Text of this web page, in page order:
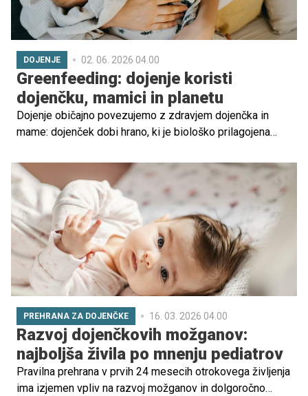
DOJENJE 02. 06. 2026 04.00
Greenfeeding: dojenje koristi
dojenčku, mamici in planetu
Dojenje običajno povezujemo z zdravjem dojenčka in
mame: dojenček dobi hrano, ki je biološko prilagojena
porodu. Greenfeeding pa pokaže širšo sliko – hranjenje
dojenčka ima lahko tudi okoljski vpliv. Kaj kažejo
raziskave o dojenju in mlečni formuli?
PREHRANA ZA DOJENČKE 16. 03. 2026 04.00
Razvoj dojenčkovih možganov:
najboljša živila po mnenju pediatrov
Pravilna prehrana v prvih 24 mesecih otrokovega življenja
ima izjemen vpliv na razvoj možganov in dolgoročno